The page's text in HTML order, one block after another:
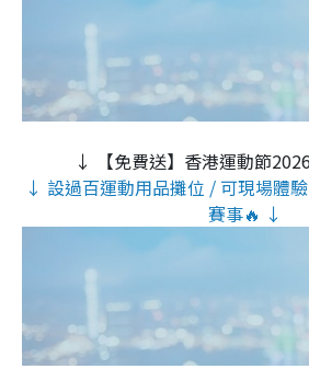
↓ 【免費送】香港運動節
↓ 設過百運動用品攤位 / 可現場體
賽事🔥 ↓